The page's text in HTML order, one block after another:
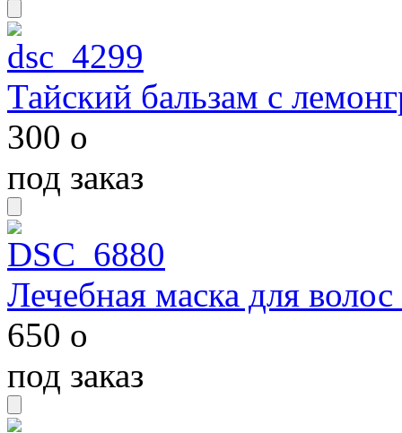
Тайский бальзам с
300 o
под заказ
Лечебная маска для
650 o
под заказ